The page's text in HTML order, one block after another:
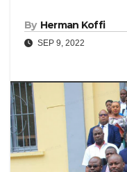
By Herman Koffi
SEP 9, 2022